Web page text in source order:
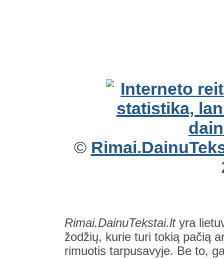
©
Rimai.DainuTekstai.ltyra
žodžių, kurie turi tokią pačią
rimuotis tarpusavyje. Be to,